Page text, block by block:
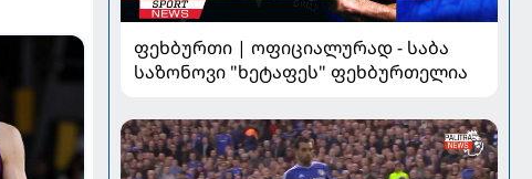
ფეხბურთი | ოფიციალურად - საბა
საზონოვი "ხეტაფეს" ფეხბურთელია